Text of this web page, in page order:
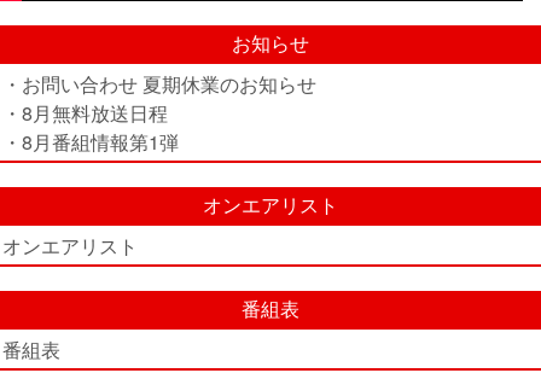
お知らせ
・お問い合わせ 夏期休業のお知らせ
・8月無料放送日程
・8月番組情報第1弾
オンエアリスト
オンエアリスト
番組表
番組表